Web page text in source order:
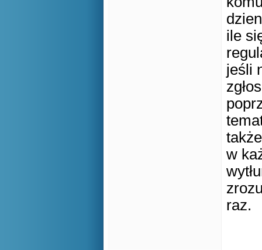
ile
jeśli
w
raz.